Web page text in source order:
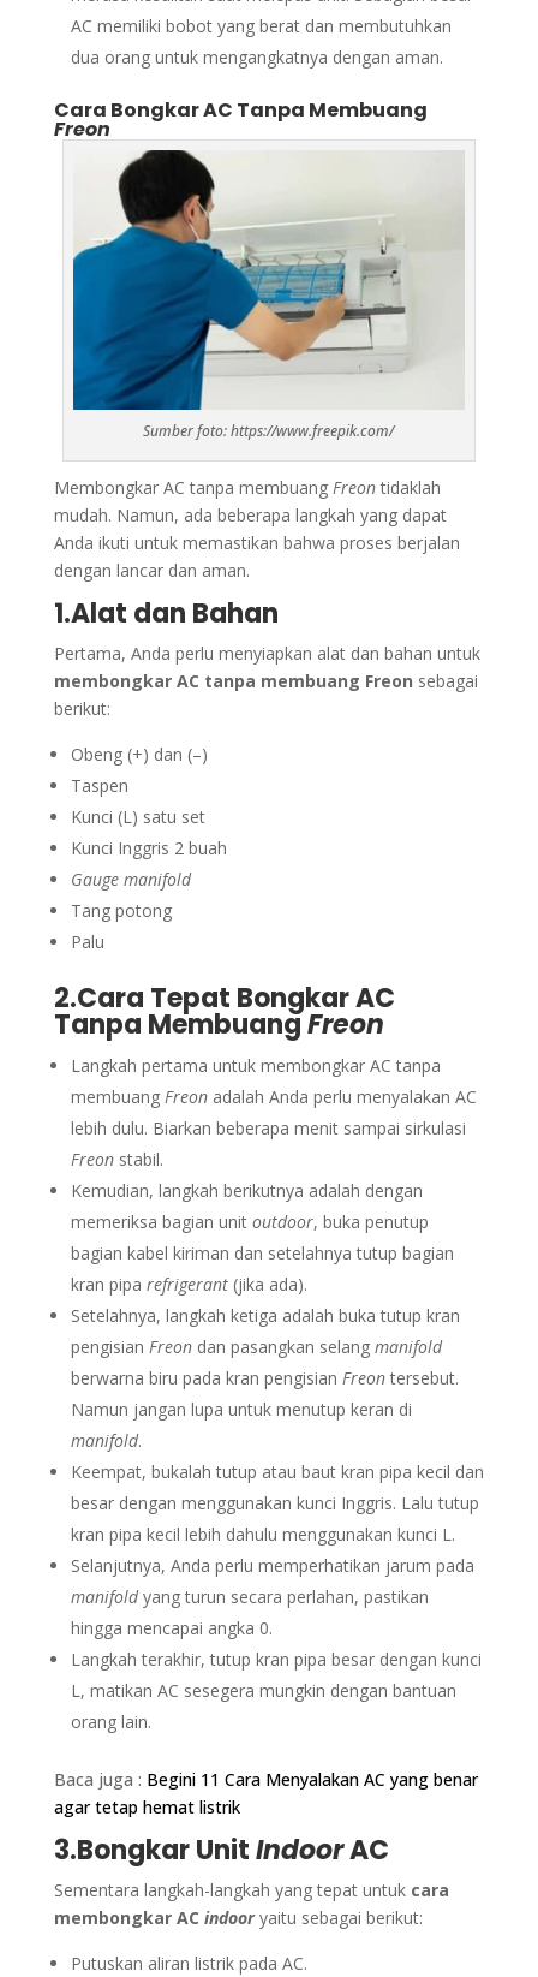
AC memiliki bobot yang berat dan membutuhkan
dua orang untuk mengangkatnya dengan aman.
Cara Bongkar AC Tanpa Membuang
Freon
Sumber foto: https://www.freepik.com/
Membongkar AC tanpa membuang Freontidaklah
mudah. Namun, ada beberapa langkah yang dapat
Anda ikuti untuk memastikan bahwa proses berjalan
dengan lancar dan aman.
1.Alat dan Bahan
Pertama, Anda perlu menyiapkan alat dan bahan untuk
membongkar AC tanpa membuang Freon sebagai
berikut:
Obeng (+) dan (–)
Taspen
Kunci (L) satu set
Kunci Inggris 2 buah
Gauge manifold
Tang potong
Palu
2.Cara Tepat Bongkar AC
Tanpa MembuangFreon
Langkah pertama untuk membongkar AC tanpa
membuang Freonadalah Anda perlu menyalakan AC
lebih dulu. Biarkan beberapa menit sampai sirkulasi
Freonstabil.
Kemudian, langkah berikutnya adalah dengan
memeriksa bagian unit outdoor, buka penutup
bagian kabel kiriman dan setelahnya tutup bagian
kran pipa refrigerant(jika ada).
Setelahnya, langkah ketiga adalah buka tutup kran
pengisian Freondan pasangkan selang manifold
berwarna biru pada kran pengisian Freontersebut.
Namun jangan lupa untuk menutup keran di
manifold.
Keempat, bukalah tutup atau baut kran pipa kecil dan
besar dengan menggunakan kunci Inggris. Lalu tutup
kran pipa kecil lebih dahulu menggunakan kunci L.
Selanjutnya, Anda perlu memperhatikan jarum pada
manifoldyang turun secara perlahan, pastikan
hingga mencapai angka 0.
Langkah terakhir, tutup kran pipa besar dengan kunci
L, matikan AC sesegera mungkin dengan bantuan
orang lain.
Baca juga : Begini 11 Cara Menyalakan AC yang benar
agar tetap hemat listrik
3.Bongkar UnitIndoorAC
Sementara langkah-langkah yang tepat untuk cara
membongkar AC indooryaitu sebagai berikut:
Putuskan aliran listrik pada AC.